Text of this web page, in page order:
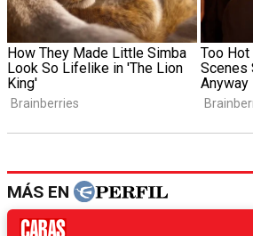
MÁS EN